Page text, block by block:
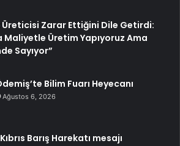
Üreticisi Zarar Ettiğini Dile Getirdi:
Maliyetle Üretim Yapıyoruz Ama
Sayıyor”
Bilim Fuarı Heyecanı
Ağustos 6, 2026
Barış Harekatı mesajı